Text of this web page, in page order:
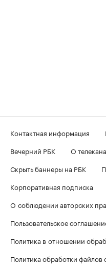
Контактная информация
Вечерний РБК
О
Скрыть баннеры на РБК
Корпоративная подписка
О соблюдении авторских
Пользовательское
Политика в отношении
Политика обработки файлов